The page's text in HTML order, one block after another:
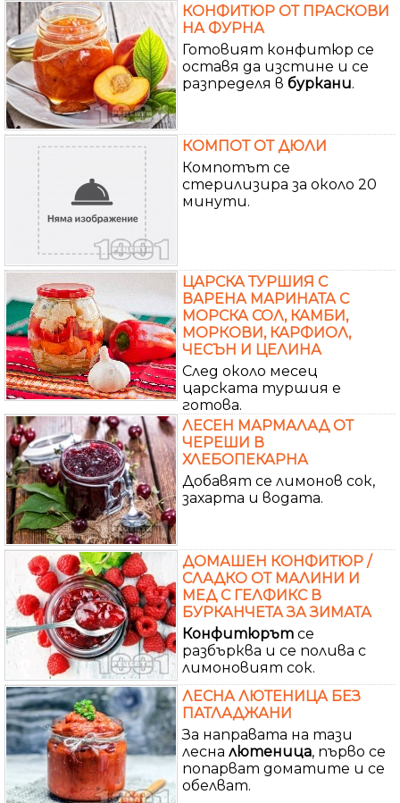
КОНФИТЮР ОТ ПРАСКОВИ
НА ФУРНА
Готовият конфитюр се
оставя да изстине и се
разпределя в буркани.
КОМПОТ ОТ ДЮЛИ
Компотът се
стерилизира за около 20
минути.
ЦАРСКА ТУРШИЯ С
ВАРЕНА МАРИНАТА С
МОРСКА СОЛ, КАМБИ,
МОРКОВИ, КАРФИОЛ,
ЧЕСЪН И ЦЕЛИНА
След около месец
царската туршия е
готова.
ЛЕСЕН МАРМАЛАД ОТ
ЧЕРЕШИ В
ХЛЕБОПЕКАРНА
Добавят се лимонов сок,
захарта и водата.
ДОМАШЕН КОНФИТЮР /
СЛАДКО ОТ МАЛИНИ И
МЕД С ГЕЛФИКС В
БУРКАНЧЕТА ЗА ЗИМАТА
Конфитюрът се
разбърква и се полива с
лимоновият сок.
ЛЕСНА ЛЮТЕНИЦА БЕЗ
ПАТЛАДЖАНИ
За направата на тази
лесна лютеница, първо се
попарват доматите и се
обелват.